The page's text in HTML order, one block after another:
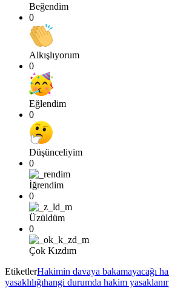
Beğendim
0
Alkışlıyorum
0
Eğlendim
0
Düşünceliyim
0
İğrendim
0
Üzüldüm
0
Çok Kızdım
EtiketlerHakimin davaya bakamayacağı
yasaklılığıhangi durumda hakim yasaklanır